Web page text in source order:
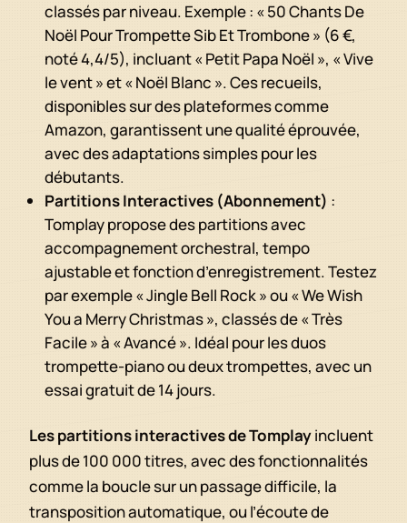
classés par niveau. Exemple : « 50 Chants De
Noël Pour Trompette Sib Et Trombone » (6 €,
noté 4,4/5), incluant « Petit Papa Noël », « Vive
le vent » et « Noël Blanc ». Ces recueils,
disponibles sur des plateformes comme
Amazon, garantissent une qualité éprouvée,
avec des adaptations simples pour les
débutants.
Partitions Interactives (Abonnement) :
Tomplay propose des partitions avec
accompagnement orchestral, tempo
ajustable et fonction d’enregistrement. Testez
par exemple « Jingle Bell Rock » ou « We Wish
You a Merry Christmas », classés de « Très
Facile » à « Avancé ». Idéal pour les duos
trompette-piano ou deux trompettes, avec un
essai gratuit de 14 jours.
Les partitions interactives de Tomplayincluent
plus de 100 000 titres, avec des fonctionnalités
comme la boucle sur un passage difficile, la
transposition automatique, ou l’écoute de